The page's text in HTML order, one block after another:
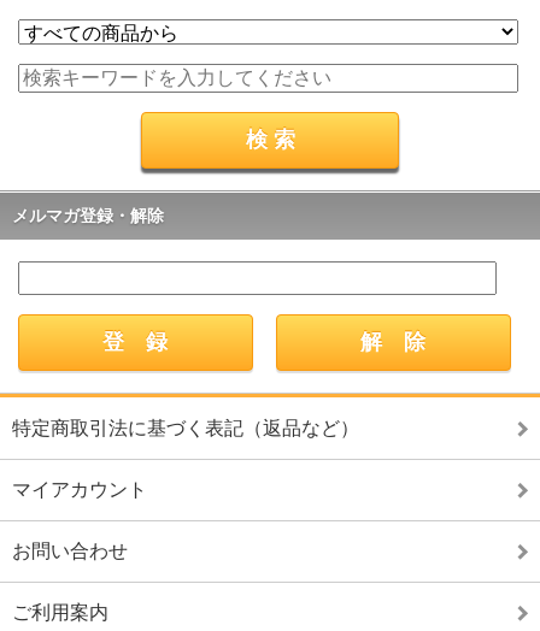
メルマガ登録・解除
特定商取引法に基づく表記（返品など）
マイアカウント
お問い合わせ
ご利用案内